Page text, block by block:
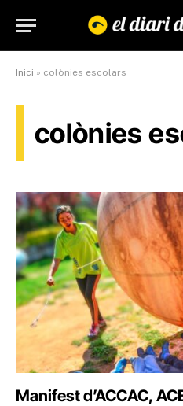
Inici » colònies escolars
colònies
Manifest d’ACCAC,